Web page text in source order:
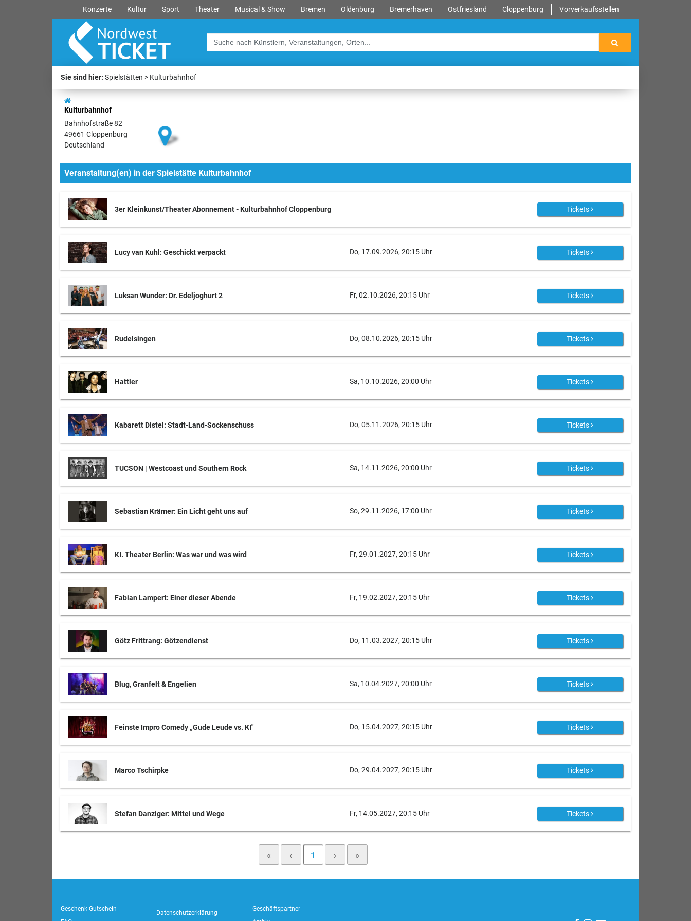
Konzerte Kultur Sport Theater Musical & Show Bremen Oldenburg Bremerhaven Ostfriesland Cloppenburg Vorverkaufsstellen
Sie sind hier: Spielstätten Kulturbahnhof
Kulturbahnhof
Bahnhofstraße 82
49661 Cloppenburg
Deutschland
Veranstaltung(en) in der Spielstätte Kulturbahnhof
3er Kleinkunst/Theater Abonnement - Kulturbahnhof Cloppenburg Tickets
Lucy van Kuhl: Geschickt verpackt Do, 17.09.2026, 20:15 Uhr Tickets
Luksan Wunder: Dr. Edeljoghurt 2 Fr, 02.10.2026, 20:15 Uhr Tickets
Rudelsingen Do, 08.10.2026, 20:15 Uhr Tickets
Hattler Sa, 10.10.2026, 20:00 Uhr Tickets
Kabarett Distel: Stadt-Land-Sockenschuss Do, 05.11.2026, 20:15 Uhr Tickets
TUCSON | Westcoast und Southern Rock Sa, 14.11.2026, 20:00 Uhr Tickets
Sebastian Krämer: Ein Licht geht uns auf So, 29.11.2026, 17:00 Uhr Tickets
KI. Theater Berlin: Was war und was wird Fr, 29.01.2027, 20:15 Uhr Tickets
Fabian Lampert: Einer dieser Abende Fr, 19.02.2027, 20:15 Uhr Tickets
Götz Frittrang: Götzendienst Do, 11.03.2027, 20:15 Uhr Tickets
Blug, Granfelt & Engelien Sa, 10.04.2027, 20:00 Uhr Tickets
Feinste Impro Comedy „Gude Leude vs. KI" Do, 15.04.2027, 20:15 Uhr Tickets
Marco Tschirpke Do, 29.04.2027, 20:15 Uhr Tickets
Stefan Danziger: Mittel und Wege Fr, 14.05.2027, 20:15 Uhr Tickets
« ‹ 1 › »
Geschenk-Gutschein
Datenschutzerklärung
Geschäftspartner